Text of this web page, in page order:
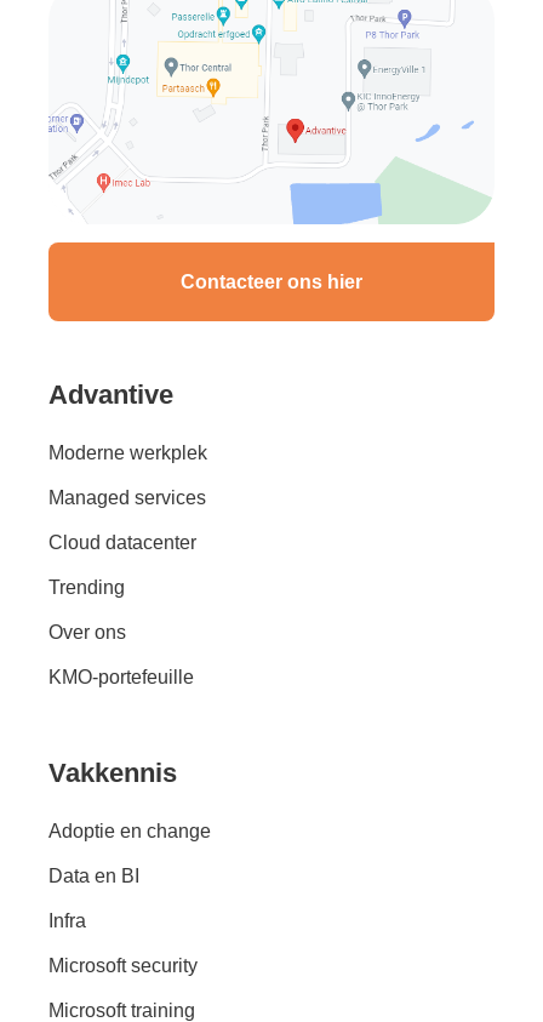
Contacteer ons hier
Advantive
Moderne werkplek
Managed services
Cloud datacenter
Trending
Over ons
KMO-portefeuille
Vakkennis
Adoptie en change
Data en BI
Infra
Microsoft security
Microsoft training